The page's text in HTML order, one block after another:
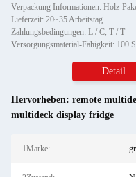
Verpackung Informationen: Holz-
Lieferzeit: 20~35 Arbeitstag
Zahlungsbedingungen: L / C, T / T
Versorgungsmaterial-Fähigkeit: 100
Detail
Hervorheben: remote
multideck display fridge
1Marke: